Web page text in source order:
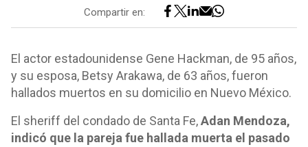
Compartir en:
El actor estadounidense Gene Hackman, de 95 años,
y su esposa, Betsy Arakawa, de 63 años, fueron
hallados muertos en su domicilio en Nuevo México.
El sheriff del condado de Santa Fe,Adan Mendoza,
indicó que la pareja fue hallada muerta el pasado